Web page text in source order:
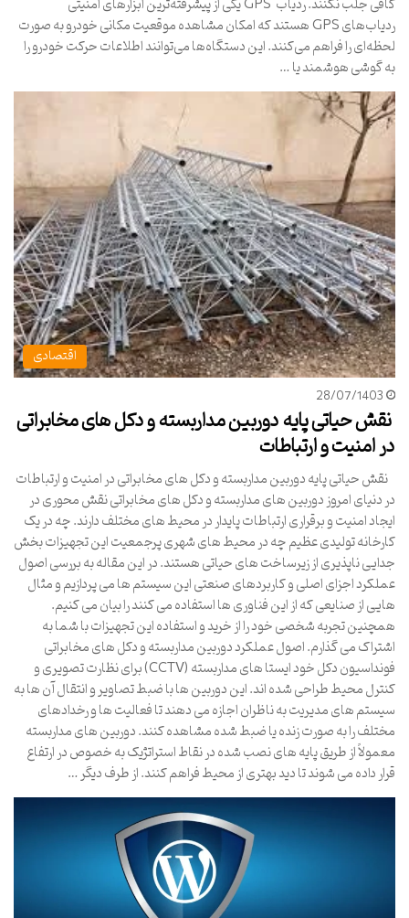
ردیاب‌های GPS هستند که امکان مشاهده موقعیت مکانی خودرو به صورت
لحظه‌ای را فراهم می‌کنند. این دستگاه‌ها می‌توانند اطلاعات حرکت خودرو را
به گوشی هوشمند یا …
اقتصادی
28/07/1403
نقش حیاتی پایه دوربین مداربسته و دکل های مخابراتی
در امنیت و ارتباطات
نقش حیاتی پایه دوربین مداربسته و دکل های مخابراتی در امنیت و ارتباطات
در دنیای امروز دوربین های مداربسته و دکل های مخابراتی نقش محوری در
ایجاد امنیت و برقراری ارتباطات پایدار در محیط های مختلف دارند. چه در یک
کارخانه تولیدی عظیم چه در محیط های شهری پرجمعیت این تجهیزات بخش
جدایی ناپذیری از زیرساخت های حیاتی هستند. در این مقاله به بررسی اصول
عملکرد اجزای اصلی و کاربردهای صنعتی این سیستم ها می پردازیم و مثال
هایی از صنایعی که از این فناوری ها استفاده می کنند را بیان می کنیم.
همچنین تجربه شخصی خود را از خرید و استفاده این تجهیزات با شما به
اشتراک می گذارم. اصول عملکرد دوربین مداربسته و دکل های مخابراتی
فونداسیون دکل خود ایستا های مداربسته (CCTV) برای نظارت تصویری و
کنترل محیط طراحی شده اند. این دوربین ها با ضبط تصاویر و انتقال آن ها به
سیستم های مدیریت به ناظران اجازه می دهند تا فعالیت ها و رخدادهای
مختلف را به صورت زنده یا ضبط شده مشاهده کنند. دوربین های مداربسته
معمولاً از طریق پایه های نصب شده در نقاط استراتژیک به خصوص در ارتفاع
قرار داده می شوند تا دید بهتری از محیط فراهم کنند. از طرف دیگر …